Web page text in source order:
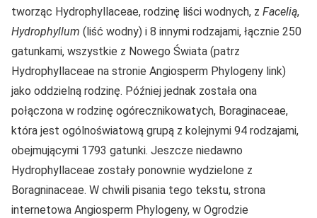
tworząc Hydrophyllaceae, rodzinę liści wodnych, z Facelią,
Hydrophyllum (liść wodny) i 8 innymi rodzajami, łącznie 250
gatunkami, wszystkie z Nowego Świata (patrz
Hydrophyllaceae na stronie Angiosperm Phylogeny link)
jako oddzielną rodzinę. Później jednak została ona
połączona w rodzinę ogórecznikowatych, Boraginaceae,
która jest ogólnoświatową grupą z kolejnymi 94 rodzajami,
obejmującymi 1793 gatunki. Jeszcze niedawno
Hydrophyllaceae zostały ponownie wydzielone z
Boragninaceae. W chwili pisania tego tekstu, strona
internetowa Angiosperm Phylogeny, w Ogrodzie